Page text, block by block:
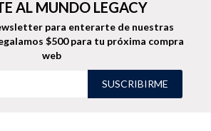
AL MUNDO LEGACY
para enterarte de nuestras
$500 para tu próxima compra
web
SUSCRIBIRME
Uniformes empresariales